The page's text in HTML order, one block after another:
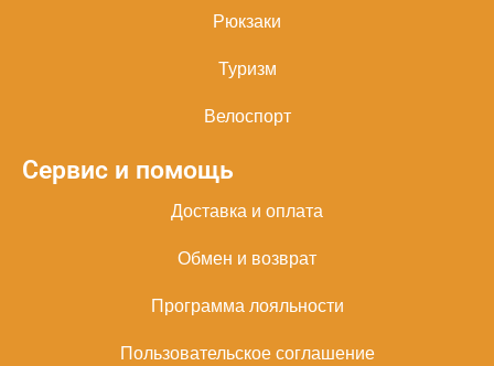
Рюкзаки
Туризм
Велоспорт
Сервис и помощь
Доставка и оплата
Обмен и возврат
Программа лояльности
Пользовательское соглашение